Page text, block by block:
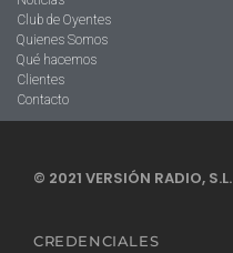
Club de Oyentes
Quienes Somos
Qué hacemos
Clientes
Contacto
© 2021 VERSIÓN RADIO, S.L.
CREDENCIALES